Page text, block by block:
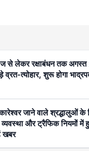
से लेकर रक्षाबंधन तक
त्योहार, शुरू होगा
जाने वाले श्रद्धालुओं के
और ट्रैफिक नियमों में
खबर